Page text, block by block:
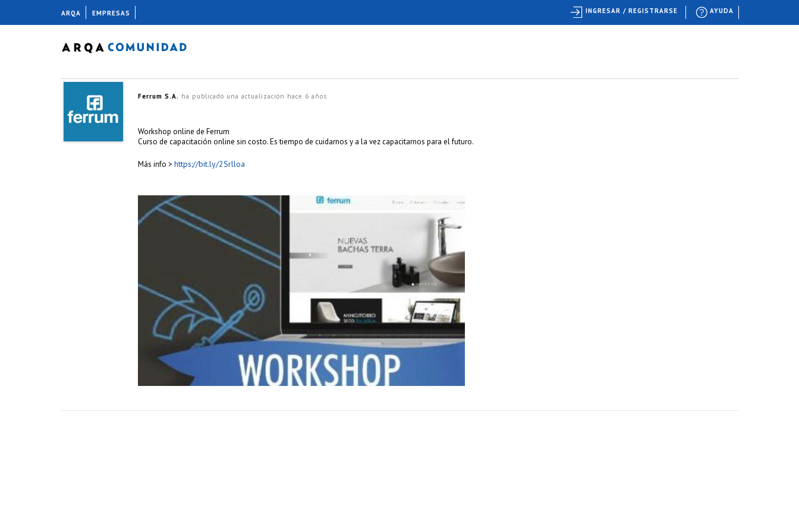
Ferrum S.A. ha publicado una actualización hace 6 años
Workshop online de Ferrum
Curso de capacitación online sin costo. Es tiempo de cuidarnos y a la vez capacitarnos para el futuro.
Más info > https://bit.ly/2Srlloa
ARQA EMPRESAS AYUDA
INGRESAR / REGISTRARSE